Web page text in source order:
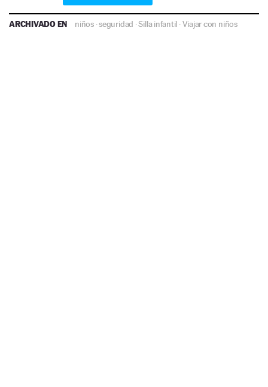
ARCHIVADO EN niños·seguridad ·Silla infantil ·Viajar con niños